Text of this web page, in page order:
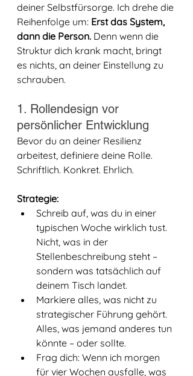
deiner Selbstfürsorge. Ich drehe die
Reihenfolge um: Erst das System,
dann die Person. Denn wenn die
Struktur dich krank macht, bringt
es nichts, an deiner Einstellung zu
schrauben.
1. Rollendesign vor
persönlicher Entwicklung
Bevor du an deiner Resilienz
arbeitest, definiere deine Rolle.
Schriftlich. Konkret. Ehrlich.
Strategie:
Schreib auf, was du in einer
typischen Woche wirklich tust.
Nicht, was in der
Stellenbeschreibung steht –
sondern was tatsächlich auf
deinem Tisch landet.
Markiere alles, was nicht zu
strategischer Führung gehört.
Alles, was jemand anderes tun
könnte – oder sollte.
Frag dich: Wenn ich morgen
für vier Wochen ausfalle, was